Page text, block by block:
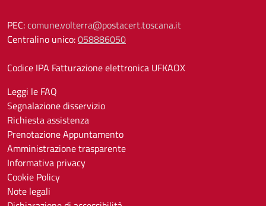
PEC:comune.volterra@postacert.toscana.it
Centralino unico:058886050
Codice IPA Fatturazione elettronica UFKAOX
Leggi le FAQ
Segnalazione disservizio
Richiesta assistenza
Prenotazione Appuntamento
Amministrazione trasparente
Informativa privacy
Cookie Policy
Note legali